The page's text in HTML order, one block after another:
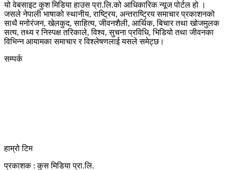
यो वेबसाइट कुश मिडिया हाउस प्रा.लि.को आधिकारिक न्यूज पोर्टल हो ।
जसले नेपाली भाषाको स्थानीय, राष्ट्रिय, अन्तराष्ट्रिय समाचार प्रकाशनको
साथै मनोरंजन, खेलकुद, साहित्य, जीवनशैली, आर्थिक, बिचार तथा खोजमुलक
सत्य, तथ्य र निस्पक्ष तरिकाले, विश्व, सुचना प्रविधि, भिडियो तथा जीवनका
विभिन्न आयामका समाचार र विश्लेषणलाई यसले समेट्छ।
सम्पर्क
हाम्रो टिम
प्रकाशक : कुस मिडिया प्रा‍.लि.